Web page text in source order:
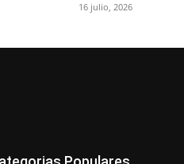
16 julio, 2026